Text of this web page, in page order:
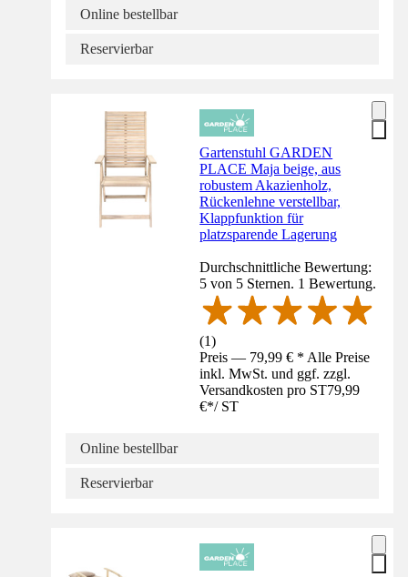
Online bestellbar
Reservierbar
Gartenstuhl GARDEN
PLACE Maja beige, aus
robustem Akazienholz,
Rückenlehne verstellbar,
Klappfunktion für
platzsparende Lagerung
Durchschnittliche Bewertung:
5 von 5 Sternen. 1 Bewertung.
(1)
Preis — 79,99 € * Alle Preise
inkl. MwSt. und ggf. zzgl.
Versandkosten pro ST79,99
€*/ ST
Online bestellbar
Reservierbar